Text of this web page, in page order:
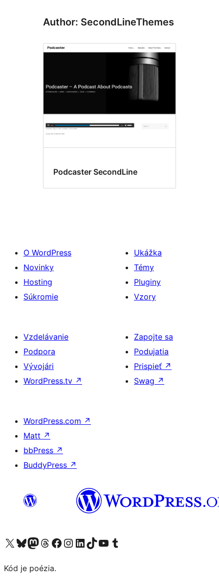
Author: SecondLineThemes
Podcaster SecondLine
O WordPress
Novinky
Hosting
Súkromie
Ukážka
Témy
Pluginy
Vzory
Vzdelávanie
Podpora
Vývojári
WordPress.tv ↗
Zapojte sa
Podujatia
Prispieť ↗
Swag ↗
WordPress.com ↗
Matt ↗
bbPress ↗
BuddyPress ↗
Navštívte náš účet na X (predtým Twitter)
Navštívte náš účet na platforme Bluesky
Navštívte náš účet na Mastodone
Navštívte náš účet na platforme Threads
Navštívte našu stránku na Facebooku
Navštívte náš účet Instagram
Navštívte náš účet LinkedIn
Navštívte náš účet na platforme TikTok
Navštívte náš kanál YouTube
Navštívte náš účet na platforme Tumblr
Kód je poézia.